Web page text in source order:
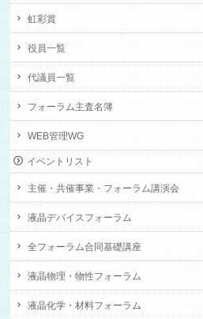
虹彩賞
役員一覧
代議員一覧
フォーラム主査名簿
WEB管理WG
イベントリスト
主催・共催事業・フォーラム講演会
液晶デバイスフォーラム
全フォーラム合同基礎講座
液晶物理・物性フォーラム
液晶化学・材料フォーラム